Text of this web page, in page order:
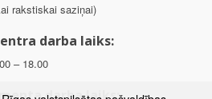
rakstiskai saziņai)
darba laiks:
– 18.00
darba laiks: